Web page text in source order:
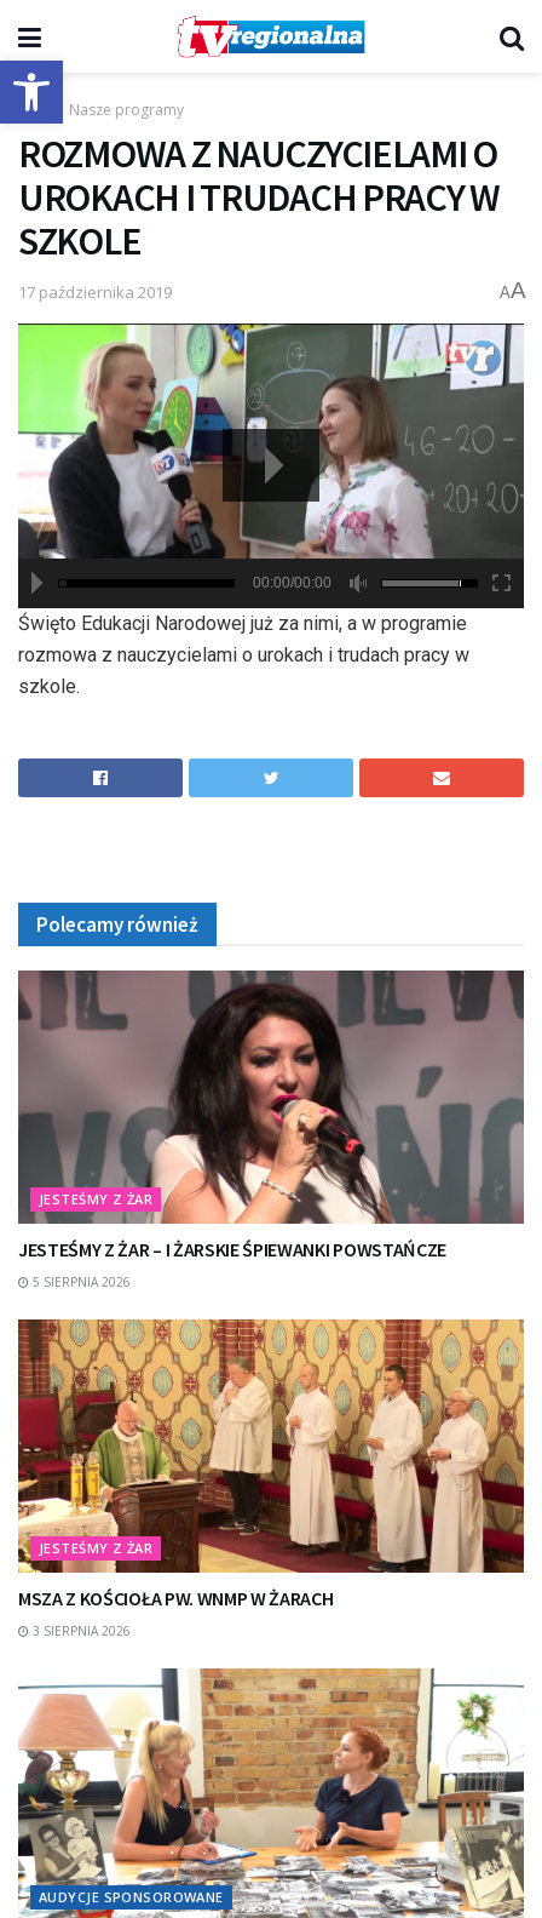
Otwórz pasek narzędzi
Start Nasze programy
ROZMOWA Z NAUCZYCIELAMI O
UROKACH I TRUDACH PRACY W
SZKOLE
17 października 2019 AA
00:00/00:00
Święto Edukacji Narodowej już za nimi, a w programie
rozmowa z nauczycielami o urokach i trudach pracy w
szkole.
Polecamy również
JESTEŚMY Z ŻAR
JESTEŚMY Z ŻAR – I ŻARSKIE ŚPIEWANKI POWSTAŃCZE
5 SIERPNIA 2026
JESTEŚMY Z ŻAR
MSZA Z KOŚCIOŁA PW. WNMP W ŻARACH
3 SIERPNIA 2026
AUDYCJE SPONSOROWANE